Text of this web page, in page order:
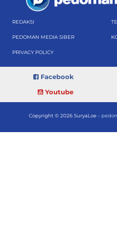
REDAKSI
PEDOMAN MEDIA SIBER
PRIVACY POLICY
Facebook
Youtube
Copyright © 2026 SuryaLoe -